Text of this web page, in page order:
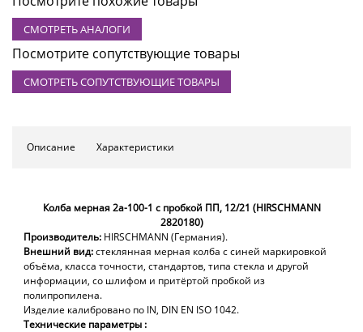
СМОТРЕТЬ АНАЛОГИ
Посмотрите сопутствующие товары
СМОТРЕТЬ СОПУТСТВУЮЩИЕ ТОВАРЫ
Описание Характеристики
Колба мерная 2а-100-1 с пробкой ПП, 12/21 (HIRSCHMANN
2820180)
Производитель: HIRSCHMANN (Германия).
Внешний вид:стеклянная мерная колба с синей маркировкой
объёма, класса точности, стандартов, типа стекла и другой
информации, со шлифом и притёртой пробкой из
полипропилена.
Изделие калибровано по IN, DIN EN ISO 1042.
Технические параметры :